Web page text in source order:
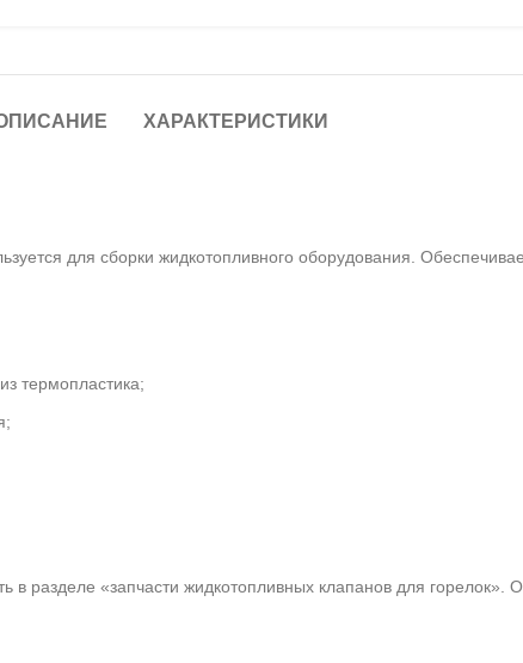
ХАРАКТЕРИСТИКИ
для сборки жидкотопливного оборудования.
термопластика;
в разделе «запчасти жидкотопливных клапанов для